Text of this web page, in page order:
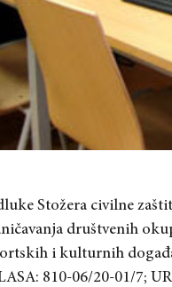
Stožera civilne
društvenih
i kulturnih
810-06/20-01/7;